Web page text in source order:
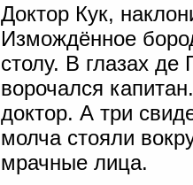
Доктор Кук,
Измождённое
столу. В глазах де
ворочался
доктор. А три
молча стояли
мрачные лица.